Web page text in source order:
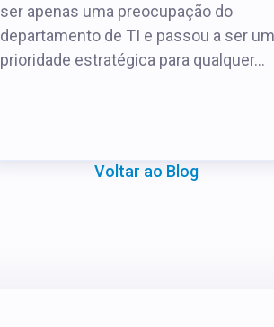
ser apenas uma preocupação do
departamento de TI e passou a ser
prioridade estratégica para qualquer...
Voltar ao Blog